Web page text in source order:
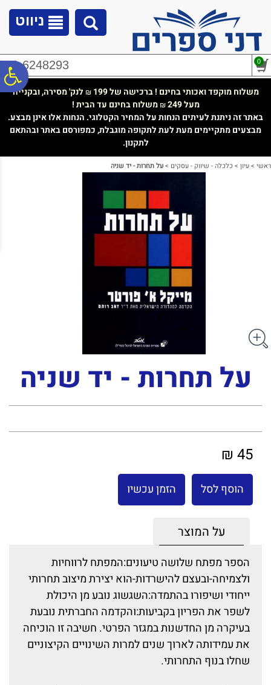
נגישות
ניווט
02-6248293 0
משלוח מוקפד ואכותי בחינם ! ברכישה של 199 ₪ לנק' מסירה, ובקנייה
מעל 249
₪משלוח בחינם עד הבית !
באתר זה ניתנת לעיתים הנחות על המחיר הקטלוגי. הנחות אלו אינן מבצע.
מבצעים מתקיימים מעת לעת לתקופה מוגבלת, כמפורסם באתר ובהתאם
לתקנון.
ראשי >עיון > כלכלה - שיווק - עסקים >על תחרות - יד שניה
על תחרות - יד שניה
45 ₪
הוסף לסל הזמן עכשיו
על המוצר
הספר מפתח שלושה טיעונים:המפתח לרווחיות
ולצמיחה-ובעצם להישרדות-הוא יצירת מיצוב תחרותי
ייחודי ושיפורו בהתמדה:השגשוג נובע מן היכולת
לשפר את הפריון בקביעות:והקדמה החברתית נובעת
בעיקרה מן החדשנות במגזר הפרטי. חשיבה זו הוכיחה
את עמידותה לארוך שנים למרות השינויים הקיצוניים
שחלו בנוף התחרותי.